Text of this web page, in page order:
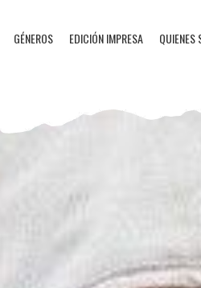
GÉNEROS EDICIÓN IMPRESA QUIENES